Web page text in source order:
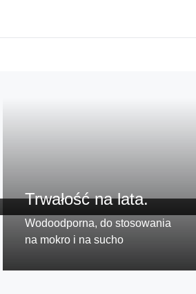
Trwałość na lata.
Wodoodporna, do stosowania
na mokro i na sucho